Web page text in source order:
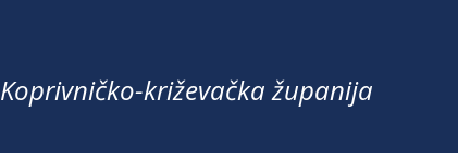
Koprivničko-križevačka županija